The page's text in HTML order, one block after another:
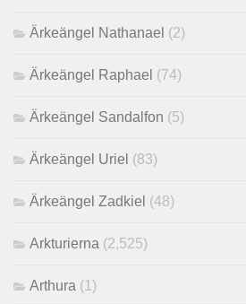
Ärkeängel Nathanael (2)
Ärkeängel Raphael (74)
Ärkeängel Sandalfon (5)
Ärkeängel Uriel (83)
Ärkeängel Zadkiel (48)
Arkturierna (2,525)
Arthura (1)